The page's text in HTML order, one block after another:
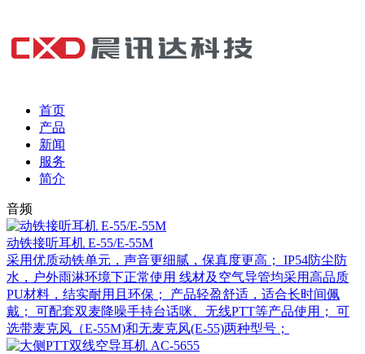
首页
产品
新闻
服务
简介
音频
动铁接听耳机 E-55/E-55M
采用优质动铁单元，声音更细腻，保真度更高； IP54防尘防
水，户外雨淋环境下正常使用 线材及空气导管均采用高品质
PU材料，结实耐用且环保； 产品轻盈舒适，适合长时间佩
戴； 可配套双麦降噪手持台话咪、无线PTT等产品使用； 可
选带麦克风（E-55M)和无麦克风(E-55)两种型号；